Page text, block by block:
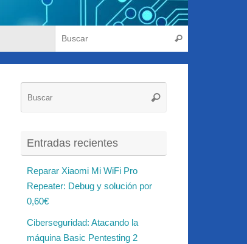
Buscar
Buscar
Entradas recientes
Reparar Xiaomi Mi WiFi Pro
Repeater: Debug y solución por
0,60€
Ciberseguridad: Atacando la
máquina Basic Pentesting 2